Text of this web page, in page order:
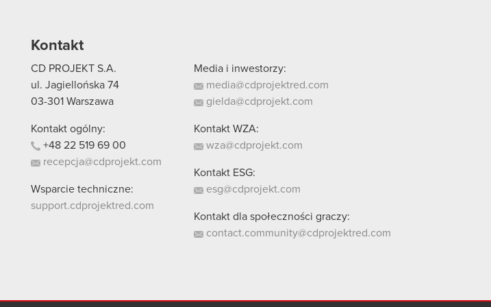
Kontakt
CD PROJEKT S.A.
ul. Jagiellońska 74
03-301 Warszawa
Kontakt ogólny:
+48 22 519 69 00
recepcja@cdprojekt.com
Wsparcie techniczne:
support.cdprojektred.com
Media i inwestorzy:
media@cdprojektred.com
gielda@cdprojekt.com
Kontakt WZA:
wza@cdprojekt.com
Kontakt ESG:
esg@cdprojekt.com
Kontakt dla społeczności graczy:
contact.community@cdprojektred.com